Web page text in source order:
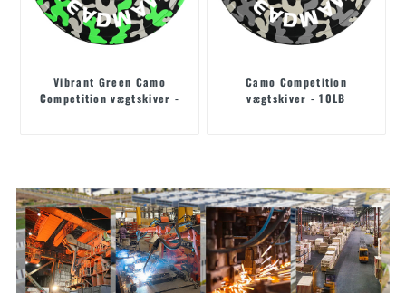
Vibrant Green Camo
Competition vægtskiver -
Camo Competition
vægtskiver - 10LB